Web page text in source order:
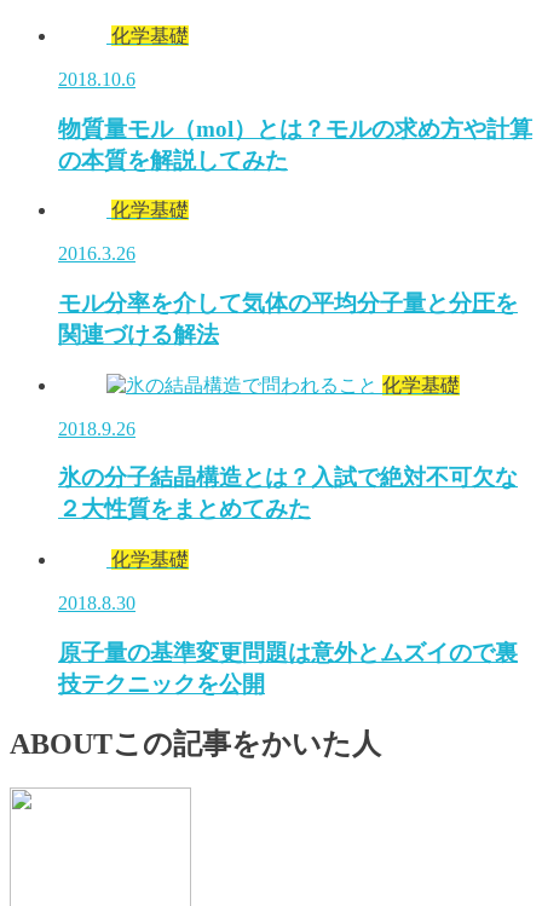
化学基礎
2018.10.6
物質量モル（mol）とは？モルの求め方や計算
の本質を解説してみた
化学基礎
2016.3.26
モル分率を介して気体の平均分子量と分圧を
関連づける解法
化学基礎
2018.9.26
氷の分子結晶構造とは？入試で絶対不可欠な
２大性質をまとめてみた
化学基礎
2018.8.30
原子量の基準変更問題は意外とムズイので裏
技テクニックを公開
ABOUTこの記事をかいた人